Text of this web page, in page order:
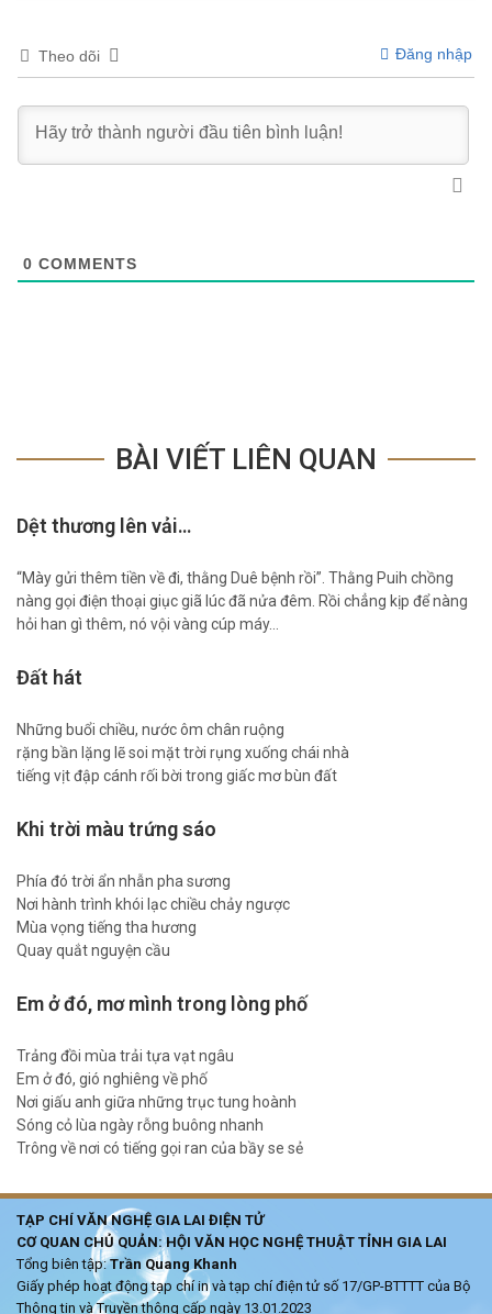
Theo dõi Đăng nhập
0 COMMENTS
BÀI VIẾT LIÊN QUAN
Dệt thương lên vải…
“Mày gửi thêm tiền về đi, thằng Duê bệnh rồi”. Thằng Puih chồng
nàng gọi điện thoại giục giã lúc đã nửa đêm. Rồi chẳng kịp để nàng
hỏi han gì thêm, nó vội vàng cúp máy…
Đất hát
Những buổi chiều, nước ôm chân ruộng
rặng bần lặng lẽ soi mặt trời rụng xuống chái nhà
tiếng vịt đập cánh rối bời trong giấc mơ bùn đất
Khi trời màu trứng sáo
Phía đó trời ẩn nhẫn pha sương
Nơi hành trình khói lạc chiều chảy ngược
Mùa vọng tiếng tha hương
Quay quắt nguyện cầu
Em ở đó, mơ mình trong lòng phố
Trảng đồi mùa trải tựa vạt ngâu
Em ở đó, gió nghiêng về phố
Nơi giấu anh giữa những trục tung hoành
Sóng cỏ lùa ngày rỗng buông nhanh
Trông về nơi có tiếng gọi ran của bầy se sẻ
TẠP CHÍ VĂN NGHỆ GIA LAI ĐIỆN TỬ
CƠ QUAN CHỦ QUẢN: HỘI VĂN HỌC NGHỆ THUẬT TỈNH GIA LAI
Tổng biên tập:Trần Quang Khanh
Giấy phép hoạt động tạp chí in và tạp chí điện tử số 17/GP-BTTTT của Bộ
Thông tin và Truyền thông cấp ngày 13.01.2023